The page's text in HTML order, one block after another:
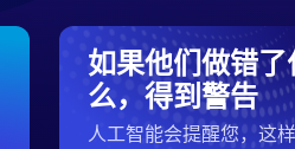
如果他们做错了
么，得到警告
人工智能会提醒您，这